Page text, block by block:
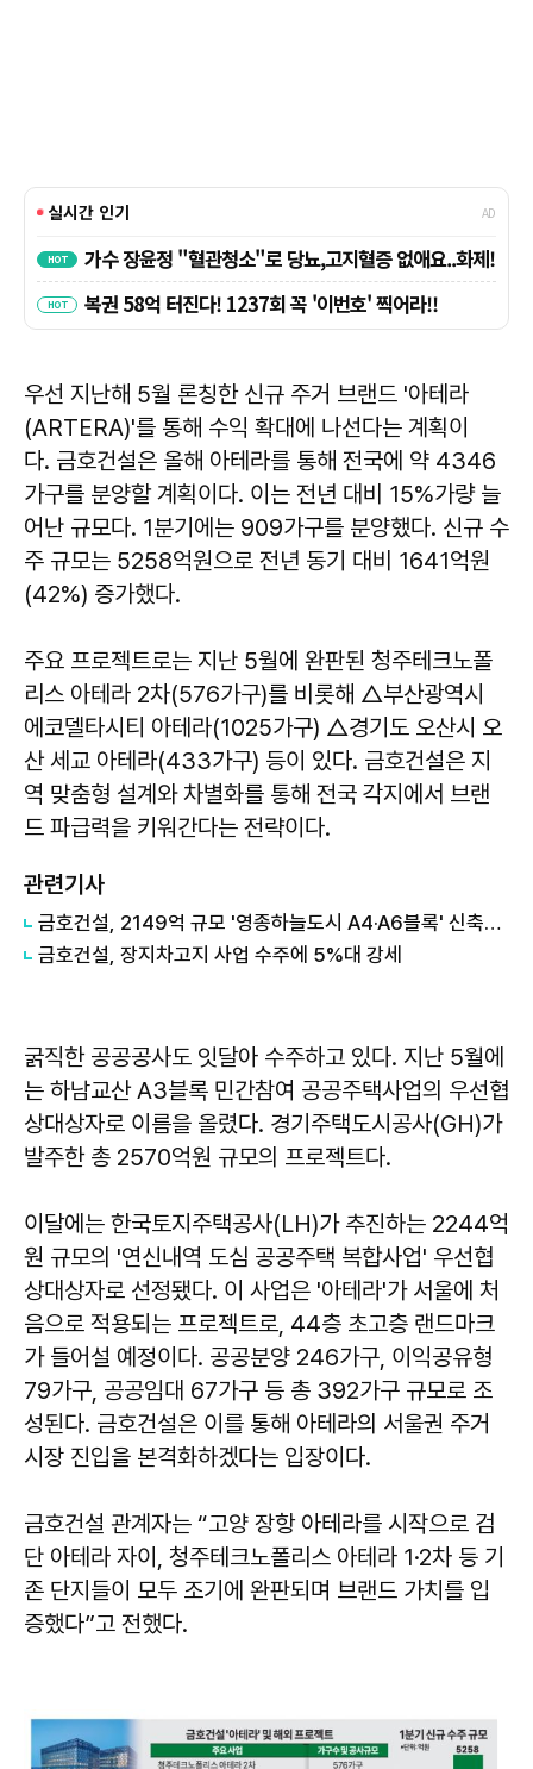
우선 지난해 5월 론칭한 신규 주거 브랜드 '아테라
(ARTERA)'를 통해 수익 확대에 나선다는 계획이
다. 금호건설은 올해 아테라를 통해 전국에 약 4346
가구를 분양할 계획이다. 이는 전년 대비 15%가량 늘
어난 규모다. 1분기에는 909가구를 분양했다. 신규 수
주 규모는 5258억원으로 전년 동기 대비 1641억원
(42%) 증가했다.
주요 프로젝트로는 지난 5월에 완판된 청주테크노폴
리스 아테라 2차(576가구)를 비롯해 △부산광역시
에코델타시티 아테라(1025가구) △경기도 오산시 오
산 세교 아테라(433가구) 등이 있다. 금호건설은 지
역 맞춤형 설계와 차별화를 통해 전국 각지에서 브랜
드 파급력을 키워간다는 전략이다.
관련기사
금호건설, 2149억 규모 '영종하늘도시 A4·A6블록' 신축공사 수주
금호건설, 장지차고지 사업 수주에 5%대 강세
굵직한 공공공사도 잇달아 수주하고 있다. 지난 5월에
는 하남교산 A3블록 민간참여 공공주택사업의 우선협
상대상자로 이름을 올렸다. 경기주택도시공사(GH)가
발주한 총 2570억원 규모의 프로젝트다.
이달에는 한국토지주택공사(LH)가 추진하는 2244억
원 규모의 '연신내역 도심 공공주택 복합사업' 우선협
상대상자로 선정됐다. 이 사업은 '아테라'가 서울에 처
음으로 적용되는 프로젝트로, 44층 초고층 랜드마크
가 들어설 예정이다. 공공분양 246가구, 이익공유형
79가구, 공공임대 67가구 등 총 392가구 규모로 조
성된다. 금호건설은 이를 통해 아테라의 서울권 주거
시장 진입을 본격화하겠다는 입장이다.
금호건설 관계자는 “고양 장항 아테라를 시작으로 검
단 아테라 자이, 청주테크노폴리스 아테라 1·2차 등 기
존 단지들이 모두 조기에 완판되며 브랜드 가치를 입
증했다”고 전했다.